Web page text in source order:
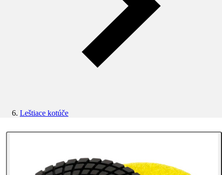
Leštiace kotúče